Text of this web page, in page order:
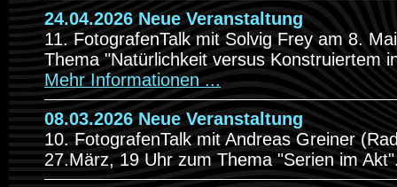
24.04.2026 Neue Veranstaltung
11. FotografenTalk mit Solvig Frey am 8.
Thema "Natürlichkeit versus Konstruiertem
Mehr Informationen ...
08.03.2026 Neue Veranstaltung
10. FotografenTalk mit Andreas Greiner
27.März, 19 Uhr zum Thema "Serien im